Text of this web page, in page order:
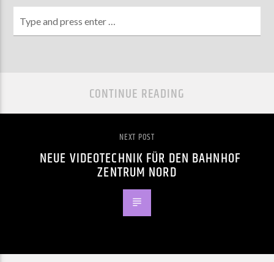
CONTINUE READING
NEXT POST
NEUE VIDEOTECHNIK FÜR DEN BAHNHOF
ZENTRUM NORD